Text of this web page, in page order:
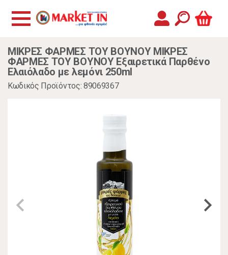
ΜΙΚΡΕΣ ΦΑΡΜΕΣ ΤΟΥ ΒΟΥΝΟΥ ΜΙΚΡΕΣ
ΦΑΡΜΕΣ ΤΟΥ ΒΟΥΝΟΥ Εξαιρετικά Παρθένο
Ελαιόλαδο με λεμόνι 250ml
Κωδικός Προϊόντος: 89069367